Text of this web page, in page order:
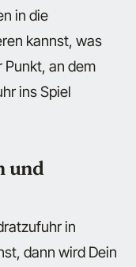
in die
kannst, was
Punkt, an dem
ins Spiel
und
in
dann wird Dein